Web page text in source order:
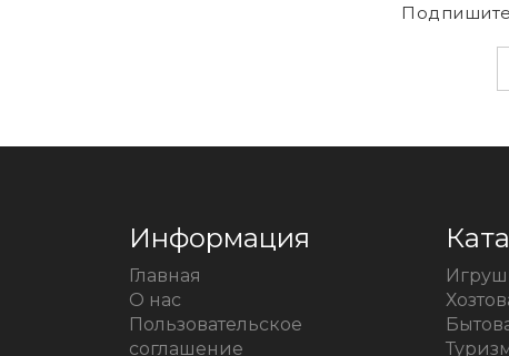
Информация
Главная
О нас
Пользовательское
соглашение